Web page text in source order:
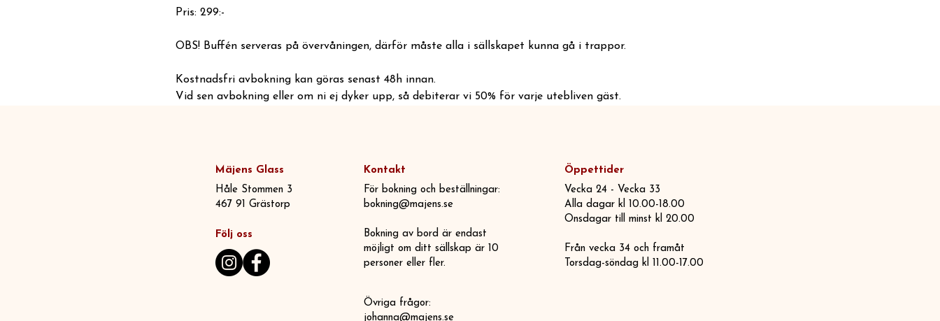
Pris: 299:-
OBS! Buffén serveras på övervåningen, därför måste alla i sällskapet kunna gå i trappor.
Kostnadsfri avbokning kan göras senast 48h innan.
Vid sen avbokning eller om ni ej dyker upp, så debiterar vi 50% för varje utebliven gäst.
Mäjens Glass
Håle Stommen 3
467 91 Grästorp
Följ oss
Kontakt
För bokning och beställningar:
bokning@majens.se
Bokning av bord är endast
möjligt om ditt sällskap är 10
personer eller fler.
Övriga frågor:
johanna@majens.se
Öppettider
Vecka 24 - Vecka 33
Alla dagar kl 10.00-18.00
Onsdagar till minst kl 20.00​
Från vecka 34 och framåt
Torsdag-söndag kl 11.00-17.00